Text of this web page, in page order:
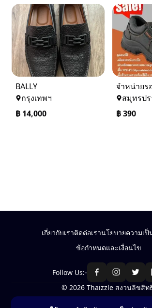
BALLY
กรุงเทพฯ
฿ 14,000
จำหน่ายร
สมุทรป
฿390
เกี่ยวกับเราติดต่อเรานโยบายความเ
ข้อกำหนดและเงื่อนไข
Follow Us:-
© 2026 Thaizzle สงวนลิขสิท